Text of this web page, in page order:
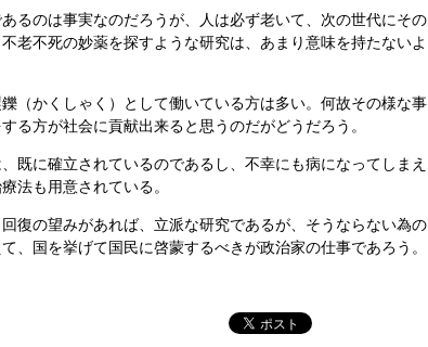
るのは事実なのだろうが、人は必ず老いて、次の世代にその
老不死の妙薬を探すような研究は、あまり意味を持たないよ
（かくしゃく）として働いている方は多い。何故その様な事
る方が社会に貢献出来ると思うのだがどうだろう。
既に確立されているのであるし、不幸にも病になってしまえ
法も用意されている。
復の望みがあれば、立派な研究であるが、そうならない為の
、国を挙げて国民に啓蒙するべきが政治家の仕事であろう。